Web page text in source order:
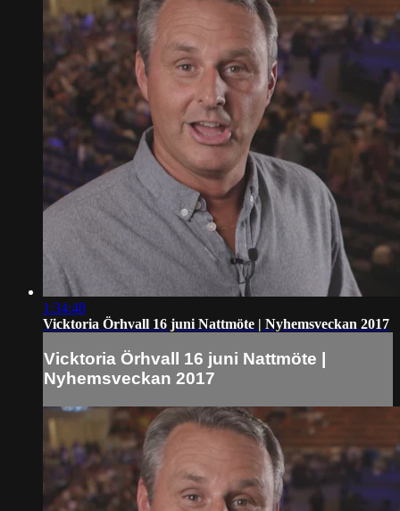
1:34:48
Vicktoria Örhvall 16 juni Nattmöte | Nyhemsveckan 2017
Vicktoria Örhvall 16 juni Nattmöte |
Nyhemsveckan 2017